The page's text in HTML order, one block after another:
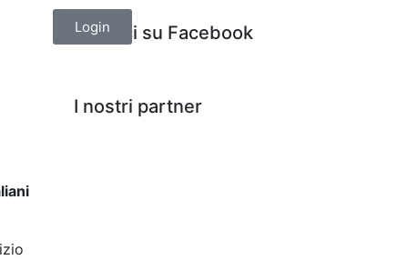
Login
Seguici su Facebook
I nostri partner